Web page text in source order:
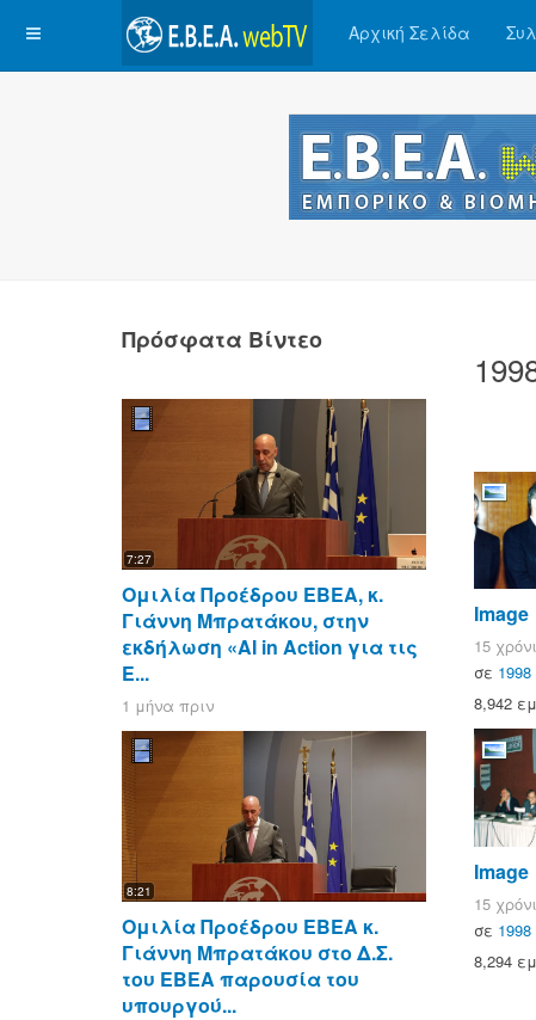
Αρχική Σελίδα
Image
15
σε 1998
8,942
Image
15
σε 1998
8,294
Πρόσφατα Βίντεο
7:27
Ομιλία Προέδρου ΕΒΕΑ, κ.
Γιάννη Μπρατάκου, στην
εκδήλωση «AI in Action για τις
Ε...
1 μήνα πριν
8:21
Ομιλία Προέδρου ΕΒΕΑ κ.
Γιάννη Μπρατάκου στο Δ.Σ.
του ΕΒΕΑ παρουσία του
υπουργού...